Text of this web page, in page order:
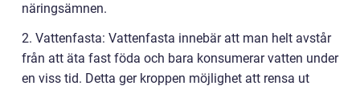
näringsämnen.
2. Vattenfasta: Vattenfasta innebär att man helt avstår
från att äta fast föda och bara konsumerar vatten under
en viss tid. Detta ger kroppen möjlighet att rensa ut